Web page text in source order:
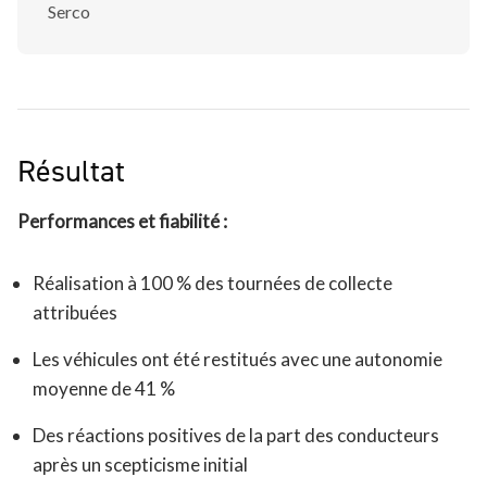
Serco
Résultat
Performances et fiabilité :
Réalisation à 100 % des tournées de collecte
attribuées
Les véhicules ont été restitués avec une autonomie
moyenne de 41 %
Des réactions positives de la part des conducteurs
après un scepticisme initial